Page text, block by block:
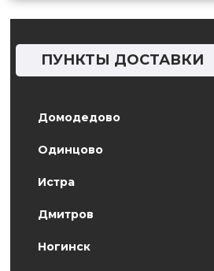
ПУНКТЫ ДОСТАВКИ
Домодедово
Одинцово
Истра
Дмитров
Ногинск